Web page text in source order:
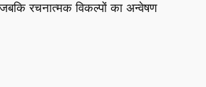
रचनात्मक विकल्पों का अन्वेषण